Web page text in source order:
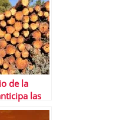
de la
las